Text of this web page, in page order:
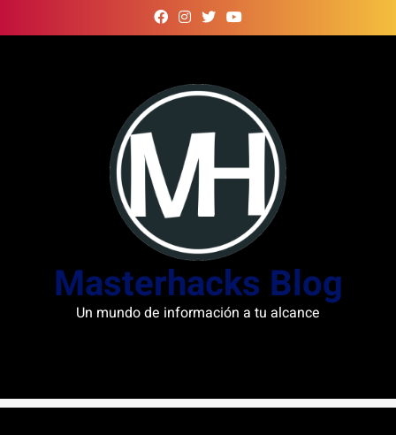
to
Masterhacks Blog
Un mundo de información a tu alcance